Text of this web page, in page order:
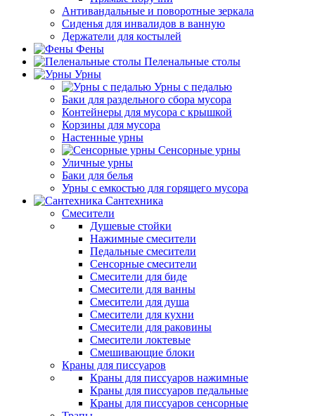
Антивандальные и поворотные зеркала
Сиденья для инвалидов в ванную
Держатели для костылей
Фены
Пеленальные столы
Урны
Урны с педалью
Баки для раздельного сбора мусора
Контейнеры для мусора с крышкой
Корзины для мусора
Настенные урны
Сенсорные урны
Уличные урны
Баки для белья
Урны с емкостью для горящего мусора
Сантехника
Смесители
Душевые стойки
Нажимные смесители
Педальные смесители
Сенсорные смесители
Смесители для биде
Смесители для ванны
Смесители для душа
Смесители для кухни
Смесители для раковины
Смесители локтевые
Смешивающие блоки
Краны для писсуаров
Краны для писсуаров нажимные
Краны для писсуаров педальные
Краны для писсуаров сенсорные